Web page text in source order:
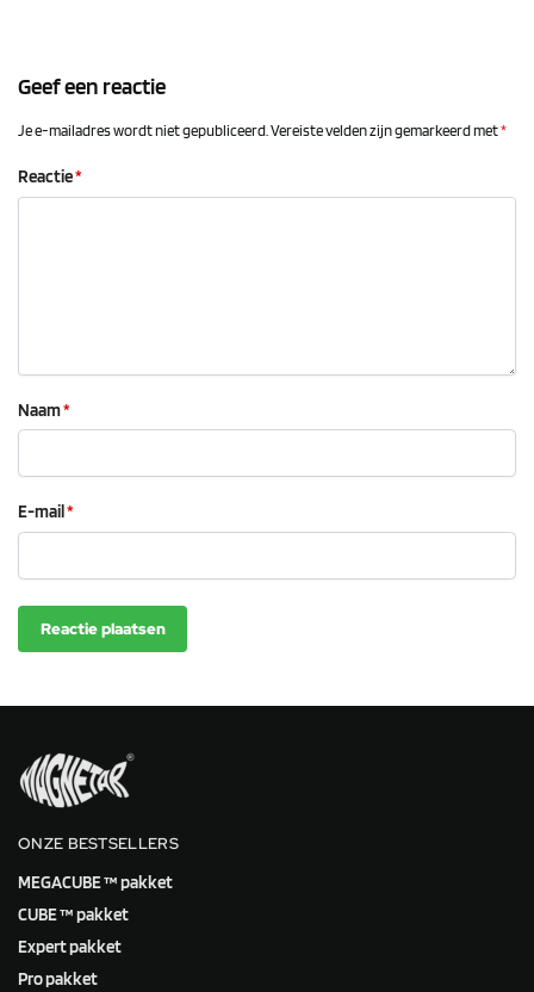
Geef een reactie
Je e-mailadres wordt niet gepubliceerd.Vereiste velden zijn gemarkeerd met*
Reactie*
Naam*
E-mail *
ONZE BESTSELLERS
MEGACUBE ™ pakket
CUBE ™ pakket
Expert pakket
Pro pakket